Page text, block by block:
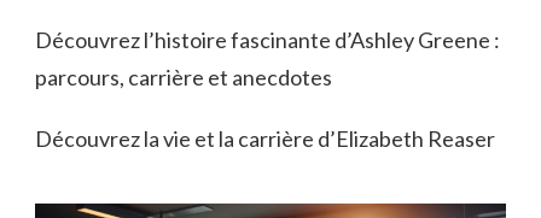
Découvrez l’histoire fascinante d’Ashley Greene :
parcours, carrière et anecdotes
Découvrez la vie et la carrière d’Elizabeth Reaser